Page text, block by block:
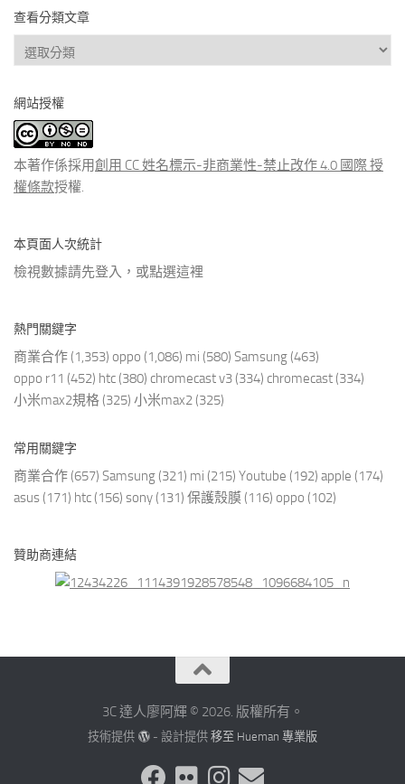
查看分類文章
查
看
類
文
章
網站授權
本著作係採用創用 CC 姓名標示-非商業性-禁止改作 4.0 國際 授
權條款授權.
本頁面人次統計
檢視數據請先登入，或點選這裡
熱門關鍵字
商業合作 (1,353) oppo (1,086) mi (580) Samsung (463)
oppo r11 (452) htc (380) chromecast v3 (334) chromecast (334)
小米max2規格 (325) 小米max2 (325)
常用關鍵字
商業合作 (657) Samsung (321) mi (215) Youtube (192) apple (174)
asus (171) htc (156) sony (131) 保護殼膜 (116) oppo (102)
贊助商連結
3C 達人廖阿輝 © 2026. 版權所有。
技術提供 - 設計提供 移至 Hueman 專業版